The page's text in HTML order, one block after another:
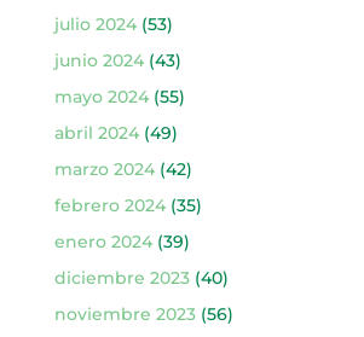
julio 2024(53)
junio 2024(43)
mayo 2024(55)
abril 2024(49)
marzo 2024(42)
febrero 2024(35)
enero 2024(39)
diciembre 2023(40)
noviembre 2023(56)